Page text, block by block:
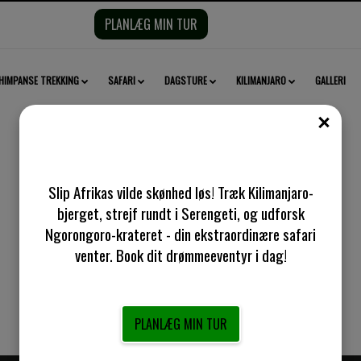
PLANLÆG MIN TUR
TREKKING SAFARI DAGSTURE KILIMANJARO GALLERI
Chimpanse Trekking fra
Slip Afrikas vilde skønhed løs! Træk Kilimanjaro-
bjerget, strejf rundt i Serengeti, og udforsk
Ngorongoro-krateret - din ekstraordinære safari
venter. Book dit drømmeeventyr i dag!
PLANLÆG MIN TUR
TÆT